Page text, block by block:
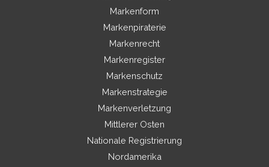
Markenform
Markenpiraterie
Markenrecht
Markenregister
Markenschutz
Markenstrategie
Markenverletzung
Mittlerer Osten
Nationale Registrierung
Nordamerika